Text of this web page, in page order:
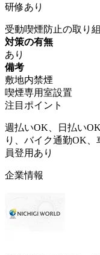
研修あり
受動喫煙防止の取り
対策の有無
あり
備考
敷地内禁煙
喫煙専用室設置
注目ポイント
週払いOK、日払い
り、バイク通勤OK
員登用あり
企業情報